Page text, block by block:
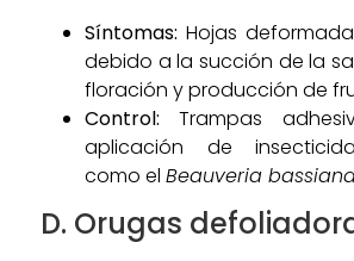
Síntomas: Hojas
debido a la succión de la
floración y producción de
Control: Trampas
aplicación de
como el Beauveria
D. Orugas